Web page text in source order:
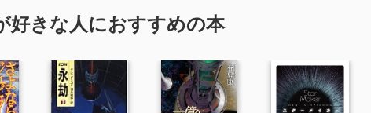
好きな人におすすめの本